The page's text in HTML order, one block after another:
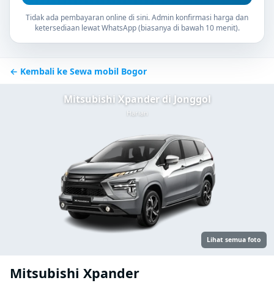
Tidak ada pembayaran online di sini. Admin konfirmasi harga dan
ketersediaan lewat WhatsApp (biasanya di bawah 10 menit).
← Kembali ke Sewa mobil Bogor
Mitsubishi Xpander di Jonggol
Harian
Lihat semua foto
Mitsubishi Xpander